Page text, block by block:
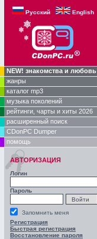
Русский English
NEW! знакомства и любовь
жанры
каталог mp3
музыка поколений
рейтинги, чарты и хиты 2026
расширенный поиск
CDonPC Dumper
помощь
АВТОРИЗАЦИЯ
Логин
Пароль
Запомнить меня
Регистрация
Быстрая регистрация
Восстановление пароля